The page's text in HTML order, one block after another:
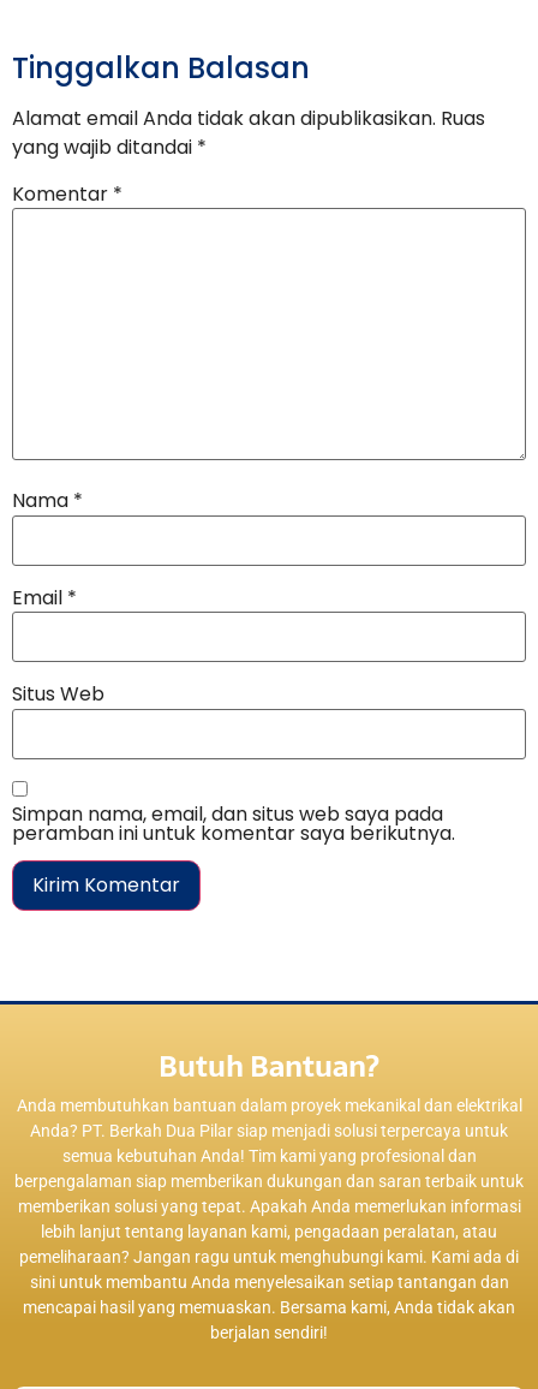
Tinggalkan Balasan
Alamat email Anda tidak akan dipublikasikan. Ruas
yang wajib ditandai *
Komentar *
Nama *
Email *
Situs Web
Simpan nama, email, dan situs web saya pada
peramban ini untuk komentar saya berikutnya.
Butuh Bantuan?
Anda membutuhkan bantuan dalam proyek mekanikal dan elektrikal
Anda? PT. Berkah Dua Pilar siap menjadi solusi terpercaya untuk
semua kebutuhan Anda! Tim kami yang profesional dan
berpengalaman siap memberikan dukungan dan saran terbaik untuk
memberikan solusi yang tepat. Apakah Anda memerlukan informasi
lebih lanjut tentang layanan kami, pengadaan peralatan, atau
pemeliharaan? Jangan ragu untuk menghubungi kami. Kami ada di
sini untuk membantu Anda menyelesaikan setiap tantangan dan
mencapai hasil yang memuaskan. Bersama kami, Anda tidak akan
berjalan sendiri!